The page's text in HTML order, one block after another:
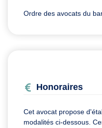
Ordre des avocats du
Honoraires
Cet avocat propose
modalités ci-dessous.